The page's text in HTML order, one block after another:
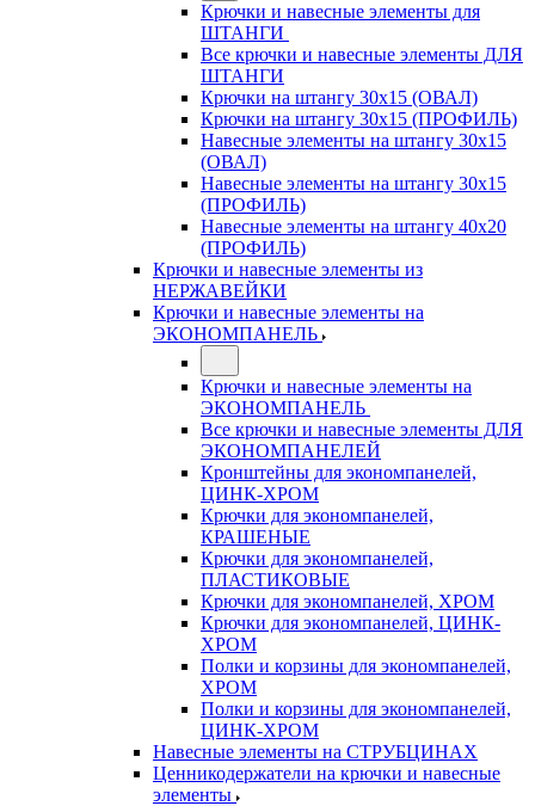
Крючки и навесные элементы для
ШТАНГИ
Все крючки и навесные элементы ДЛЯ
ШТАНГИ
Крючки на штангу 30х15 (ОВАЛ)
Крючки на штангу 30х15 (ПРОФИЛЬ)
Навесные элементы на штангу 30х15
(ОВАЛ)
Навесные элементы на штангу 30х15
(ПРОФИЛЬ)
Навесные элементы на штангу 40х20
(ПРОФИЛЬ)
Крючки и навесные элементы из
НЕРЖАВЕЙКИ
Крючки и навесные элементы на
ЭКОНОМПАНЕЛЬ
Крючки и навесные элементы на
ЭКОНОМПАНЕЛЬ
Все крючки и навесные элементы ДЛЯ
ЭКОНОМПАНЕЛЕЙ
Кронштейны для экономпанелей,
ЦИНК-ХРОМ
Крючки для экономпанелей,
КРАШЕНЫЕ
Крючки для экономпанелей,
ПЛАСТИКОВЫЕ
Крючки для экономпанелей, ХРОМ
Крючки для экономпанелей, ЦИНК-
ХРОМ
Полки и корзины для экономпанелей,
ХРОМ
Полки и корзины для экономпанелей,
ЦИНК-ХРОМ
Навесные элементы на СТРУБЦИНАХ
Ценникодержатели на крючки и навесные
элементы